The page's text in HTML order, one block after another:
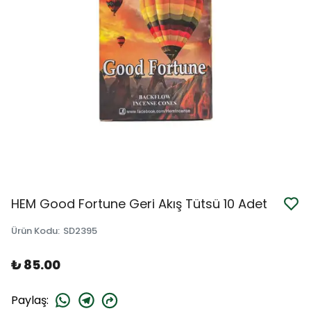
HEM Good Fortune Geri Akış Tütsü 10 Adet
Ürün Kodu: SD2395
₺ 85.00
Paylaş: